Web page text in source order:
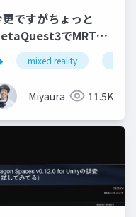
snapdragonspaces
ですがちょっと
でMRTK3
ってみました
mixed reality
Miyaura 11.5K